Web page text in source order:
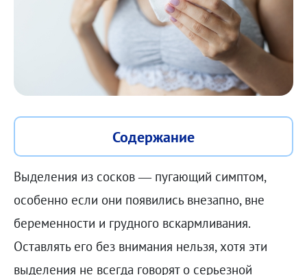
Содержание
Выделения из сосков — пугающий симптом,
особенно если они появились внезапно, вне
беременности и грудного вскармливания.
Оставлять его без внимания нельзя, хотя эти
выделения не всегда говорят о серьезной